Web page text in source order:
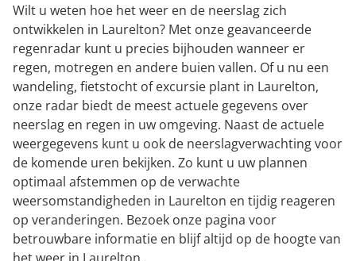
Wilt u weten hoe het weer en de neerslag zich
ontwikkelen in Laurelton? Met onze geavanceerde
regenradar kunt u precies bijhouden wanneer er
regen, motregen en andere buien vallen. Of u nu een
wandeling, fietstocht of excursie plant in Laurelton,
onze radar biedt de meest actuele gegevens over
neerslag en regen in uw omgeving. Naast de actuele
weergegevens kunt u ook de neerslagverwachting voor
de komende uren bekijken. Zo kunt u uw plannen
optimaal afstemmen op de verwachte
weersomstandigheden in Laurelton en tijdig reageren
op veranderingen. Bezoek onze pagina voor
betrouwbare informatie en blijf altijd op de hoogte van